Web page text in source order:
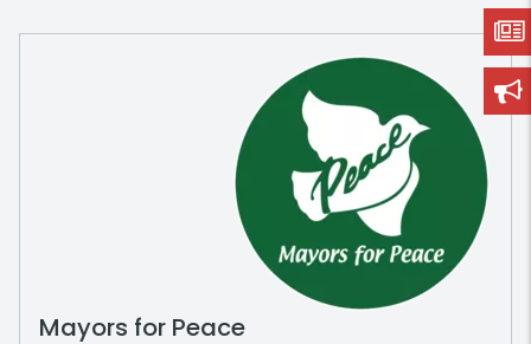
Mayors for Peace